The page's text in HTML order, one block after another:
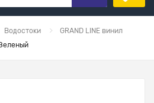
Водостоки
GRAND LINE винил